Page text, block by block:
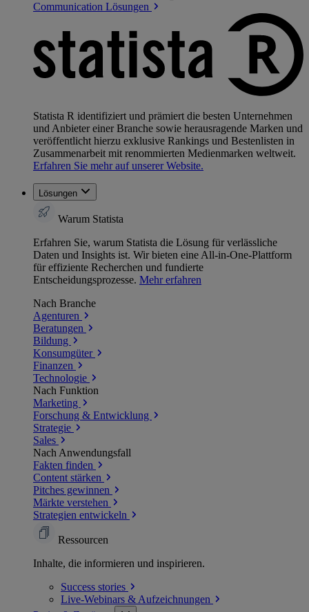
Communication Lösungen
Statista R identifiziert und prämiert die besten Unternehmen
und Anbieter einer Branche sowie herausragende Marken und
veröffentlicht hierzu exklusive Rankings und Bestenlisten in
Zusammenarbeit mit renommierten Medienmarken weltweit.
Erfahren Sie mehr auf unserer Website.
Lösungen
Warum Statista
Erfahren Sie, warum Statista die Lösung für verlässliche
Daten und Insights ist. Wir bieten eine All-in-One-Plattform
für effiziente Recherchen und fundierte
Entscheidungsprozesse. Mehr erfahren
Nach Branche
Agenturen
Beratungen
Bildung
Konsumgüter
Finanzen
Technologie
Nach Funktion
Marketing
Forschung & Entwicklung
Strategie
Sales
Nach Anwendungsfall
Fakten finden
Content stärken
Pitches gewinnen
Märkte verstehen
Strategien entwickeln
Ressourcen
Inhalte, die informieren und inspirieren.
Success stories
Live-Webinars & Aufzeichnungen